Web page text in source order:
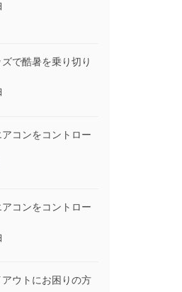
で酷暑を乗り切り
コンをコントロー
コンをコントロー
ウトにお困りの方